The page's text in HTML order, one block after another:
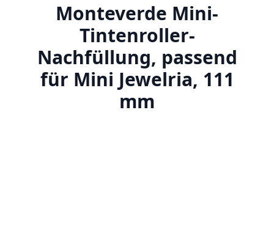
Monteverde Mini-
Tintenroller-
Nachfüllung, passend
für Mini Jewelria, 111
mm